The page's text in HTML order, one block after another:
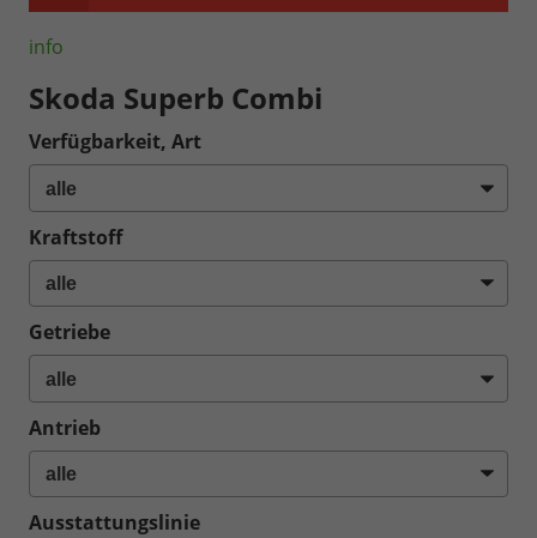
info
Skoda Superb Combi
Verfügbarkeit, Art
Kraftstoff
Getriebe
Antrieb
Ausstattungslinie